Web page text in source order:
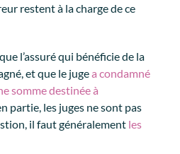
restent à la charge de ce
l’assuré qui bénéficie de la
et que le jugea condamné
somme destinée à
partie, les juges ne sont pas
il faut généralement les